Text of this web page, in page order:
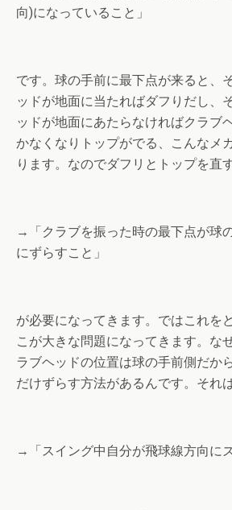
向)になっていること」
です。球の手前に最下点が来ると、
ッドが地面に当たればダフりだし、
ッドが地面にあたらなければクラブ
かなくなりトップがでる、こんなメ
ります。なのでダフリとトップを直
→「クラブを振った時の最下点が球
にずらすこと」
が必要になってきます。ではこれを
こが大きな問題になってきます。な
ラブヘッドの位置は球の手前側だか
だけずらす方法があるんです。それ
→「スイング中自分が飛球線方向に